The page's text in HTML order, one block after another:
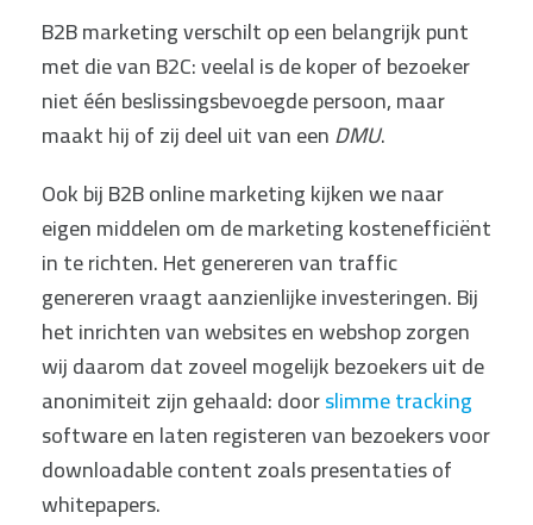
B2B marketing verschilt op een belangrijk punt
met die van B2C: veelal is de koper of bezoeker
niet één beslissingsbevoegde persoon, maar
maakt hij of zij deel uit van eenDMU.
Ook bij B2B online marketing kijken we naar
eigen middelen om de marketing kostenefficiënt
in te richten. Het genereren van traffic
genereren vraagt aanzienlijke investeringen. Bij
het inrichten van websites en webshop zorgen
wij daarom dat zoveel mogelijk bezoekers uit de
anonimiteit zijn gehaald: doorslimme tracking
software en laten registeren van bezoekers voor
downloadable content zoals presentaties of
whitepapers.